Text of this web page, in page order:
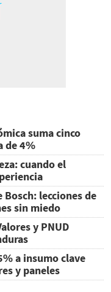
suma cinco
de 4%
cuando el
lecciones de
sin miedo
y PNUD
a insumo clave
y paneles